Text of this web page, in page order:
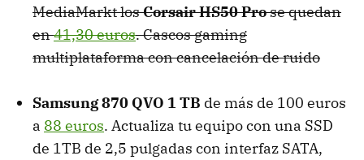
MediaMarkt losCorsair HS50 Prose quedan
en41,30 euros. Cascos gaming
multiplataforma con cancelación de ruido
Samsung 870 QVO 1 TB de más de 100 euros
a 88 euros. Actualiza tu equipo con una SSD
de 1TB de 2,5 pulgadas con interfaz SATA,